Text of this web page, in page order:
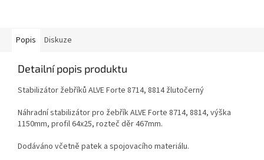
Popis Diskuze
Detailní popis produktu
Stabilizátor žebříků ALVE Forte 8714, 8814 žlutočerný
Náhradní stabilizátor pro žebřík ALVE Forte 8714, 8814, výška
1150mm, profil 64x25, rozteč děr 467mm.
Dodáváno včetně patek a spojovacího materiálu.